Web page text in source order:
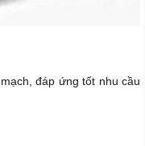
đáp ứng tốt nhu cầu